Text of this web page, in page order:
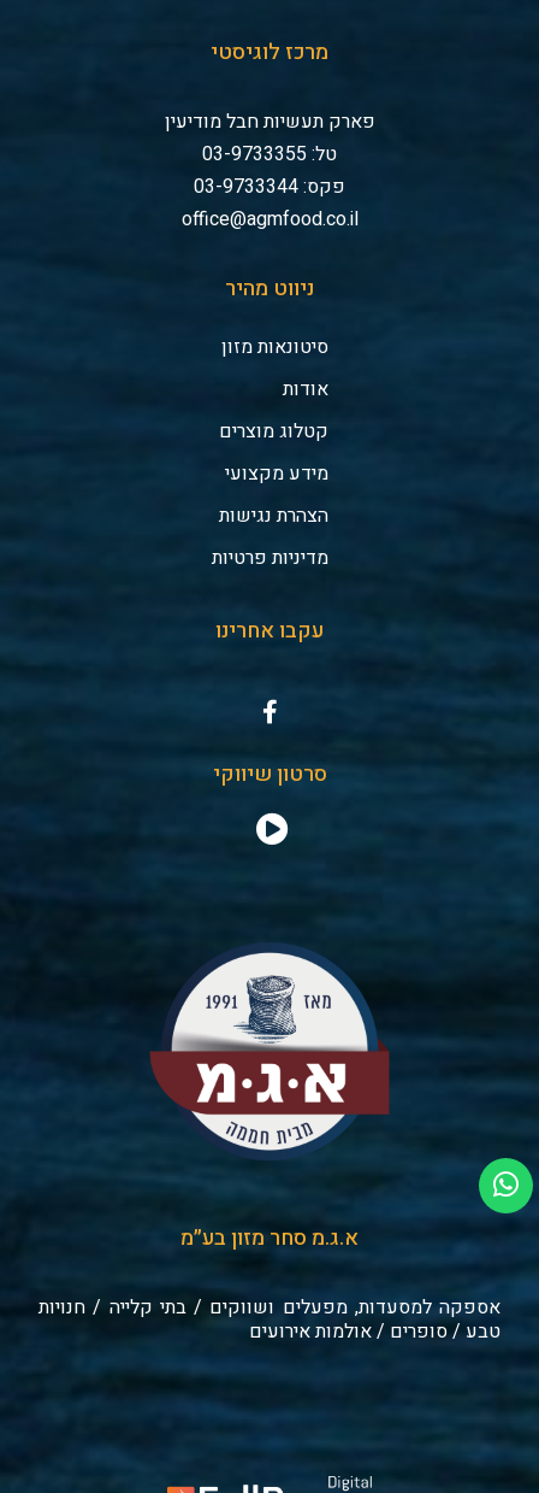
מרכז לוגיסטי
פארק תעשיות חבל מודיעין
טל: 03-9733355
פקס: 03-9733344
office@agmfood.co.il
ניווט מהיר
סיטונאות מזון
אודות
קטלוג מוצרים
מידע מקצועי
הצהרת נגישות
מדיניות פרטיות
עקבו אחרינו
סרטון שיווקי
א.ג.מ סחר מזון בע״מ
אספקה למסעדות, מפעלים ושווקים / בתי קלייה / חנויות
טבע / סופרים / אולמות אירועים